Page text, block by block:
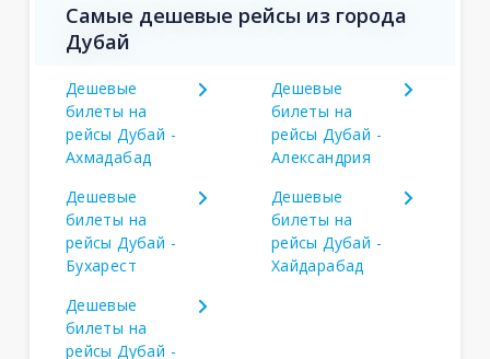
Самые дешевые рейсы из города
Дубай
Дешевые
билеты на
рейсы Дубай -
Ахмадабад
Дешевые
билеты на
рейсы Дубай -
Александрия
Дешевые
билеты на
рейсы Дубай -
Бухарест
Дешевые
билеты на
рейсы Дубай -
Хайдарабад
Дешевые
билеты на
рейсы Дубай -